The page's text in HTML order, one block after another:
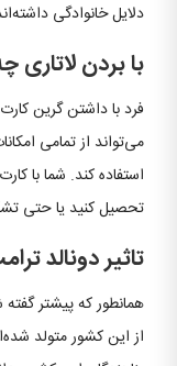
دلایل خانوادگی
با بردن
فرد با داشتن گرین
می‌تواند از تمامی
استفاده کند. شما با
تحصیل کنید یا حتی
تاثیر دونالد
همانطور که پیشتر
از این کشور متولد